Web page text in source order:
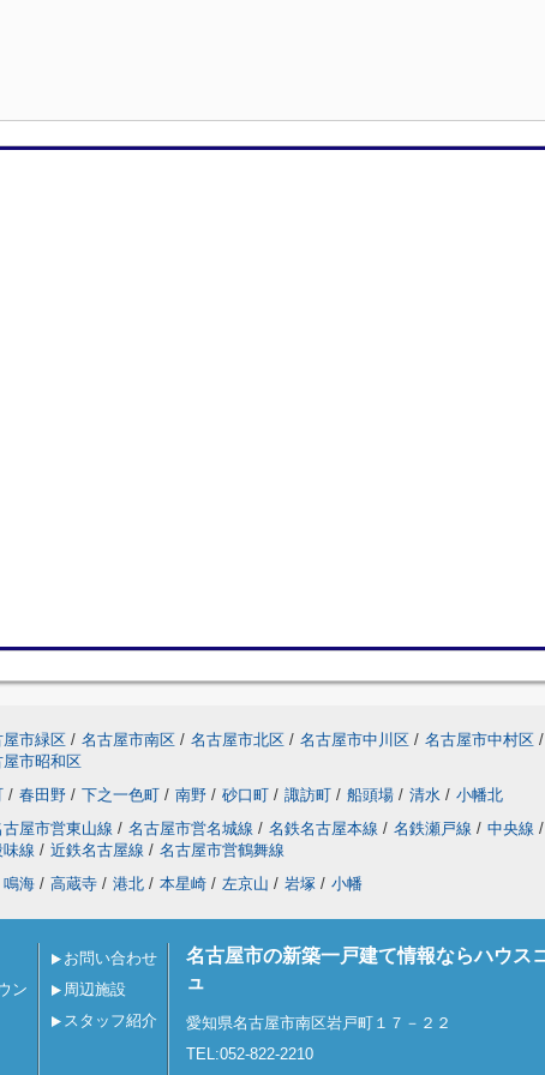
屋市緑区 / 名古屋市南区 / 名古屋市北区 / 名古屋市中川区 / 名古屋市中村区 /
屋市昭和区
/ 春田野 / 下之一色町 / 南野 / 砂口町 / 諏訪町 / 船頭場 / 清水 / 小幡北
古屋市営東山線 / 名古屋市営名城線 / 名鉄名古屋本線 / 名鉄瀬戸線 / 中央線 /
線 / 近鉄名古屋線 / 名古屋市営鶴舞線
鳴海 / 高蔵寺 / 港北 / 本星崎 / 左京山 / 岩塚 / 小幡
ン
お問い合わせ
周辺施設
スタッフ紹介
名古屋市の新築一戸建て情報ならハウス
ュ
愛知県名古屋市南区岩戸町１７－２２
TEL:052-822-2210